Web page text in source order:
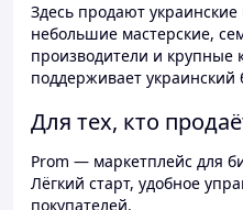
Здесь продают
небольшие мастерские,
производители и крупные
поддерживает украинский
Для тех, кто
Prom — маркетплейс для
Лёгкий старт, удобное
покупателей.